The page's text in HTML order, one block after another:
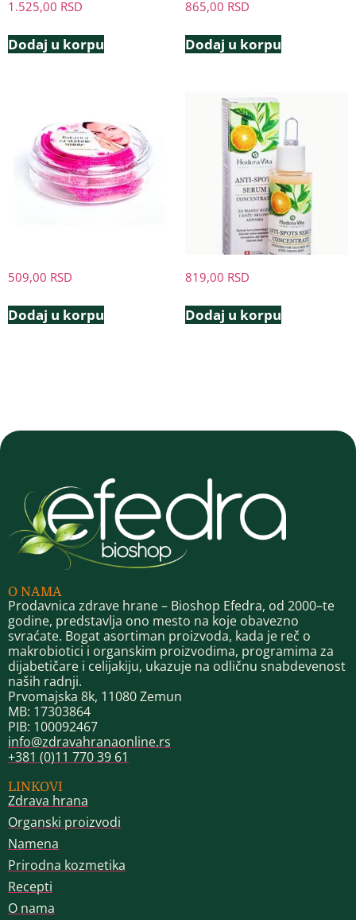
1.525,00 RSD
Dodaj u korpu
865,00 RSD
Dodaj u korpu
509,00 RSD
Dodaj u korpu
819,00 RSD
Dodaj u korpu
O NAMA
Prodavnica zdrave hrane – Bioshop Efedra, od 2000–te
godine, predstavlja ono mesto na koje obavezno
svraćate. Bogat asortiman proizvoda, kada je reč o
makrobiotici i organskim proizvodima, programima za
dijabetičare i celijakiju, ukazuje na odličnu snabdevenost
naših radnji.
Prvomajska 8k, 11080 Zemun
MB: 17303864
PIB: 100092467
info@zdravahranaonline.rs
+381 (0)11 770 39 61
LINKOVI
Zdrava hrana
Organski proizvodi
Namena
Prirodna kozmetika
Recepti
O nama